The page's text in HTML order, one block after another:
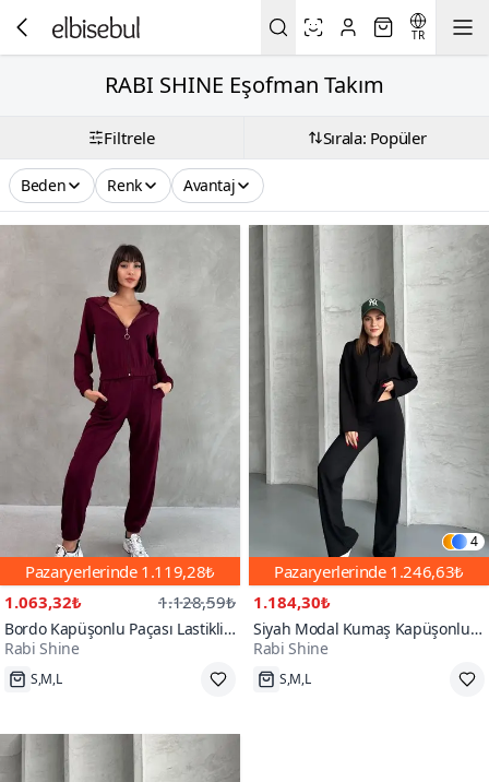
TR
RABI SHINE Eşofman Takım
Filtrele Sırala: Popüler
Beden Renk Avantaj
Pazaryerlerinde 1.119,28₺
1.063,32₺
1.128,59₺
Bordo Kapüşonlu Paçası Lastikli
Modal Eşofman Takım
Rabi Shine
S,M,L
4
Pazaryerlerinde 1.246,63₺
1.184,30₺
Siyah Modal Kumaş Kapüşonlu
Eşofman Takım
Rabi Shine
S,M,L